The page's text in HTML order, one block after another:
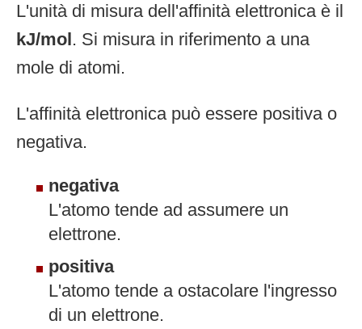
L'unità di misura dell'affinità elettronica è il
kJ/mol . Si misura in riferimento a una
mole di atomi.
L'affinità elettronica può essere positiva o
negativa.
negativa
L'atomo tende ad assumere un
elettrone.
positiva
L'atomo tende a ostacolare l'ingresso
di un elettrone.